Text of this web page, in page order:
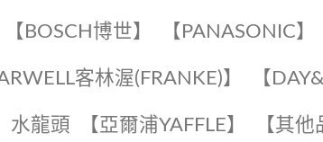
【BOSCH博世】 ️【PANASONIC】️
客林渥(FRANKE)】️ 【
水龍頭️ 【亞爾浦YAFFLE】 【其他